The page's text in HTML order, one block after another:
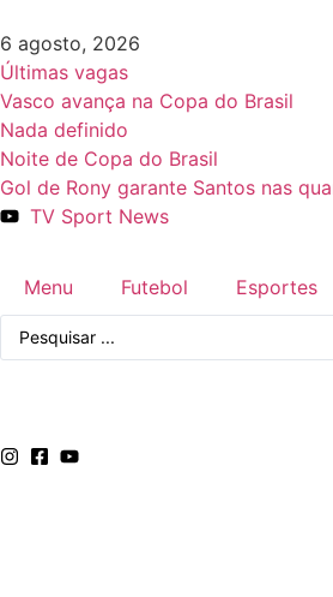
6 agosto, 2026
Últimas vagas
Vasco avança na Copa do Brasil
Nada definido
Noite de Copa do Brasil
Gol de Rony garante Santos nas
TV Sport News
Menu Futebol Esportes